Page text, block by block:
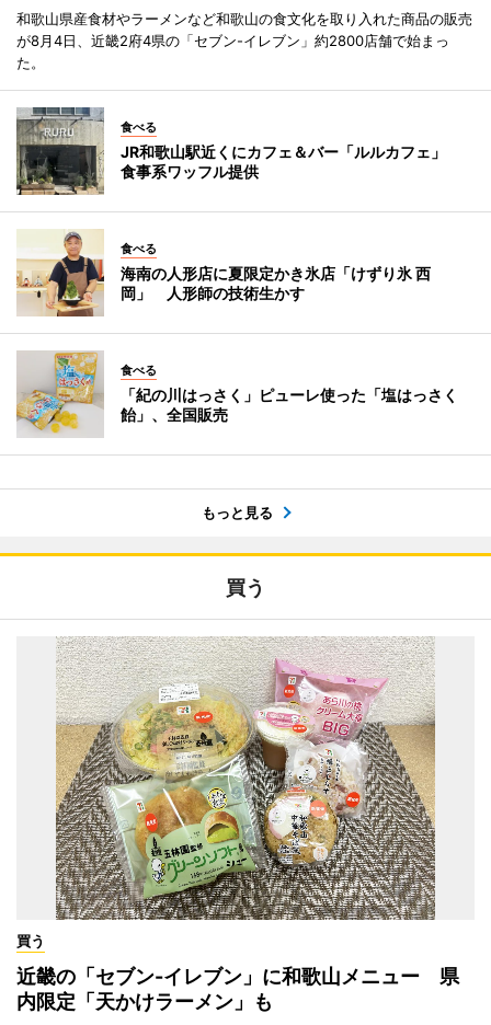
和歌山県産食材やラーメンなど和歌山の食文化を取り入れた商品の販売
が8月4日、近畿2府4県の「セブン-イレブン」約2800店舗で始まっ
た。
食べる
JR和歌山駅近くにカフェ＆バー「ルルカフェ」
食事系ワッフル提供
食べる
海南の人形店に夏限定かき氷店「けずり氷 西
岡」 人形師の技術生かす
食べる
「紀の川はっさく」ピューレ使った「塩はっさく
飴」、全国販売
もっと見る
買う
買う
近畿の「セブン-イレブン」に和歌山メニュー 県
内限定「天かけラーメン」も